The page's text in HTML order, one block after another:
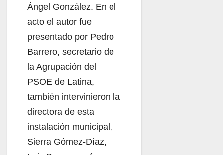
Ángel González. En el
acto el autor fue
presentado por Pedro
Barrero, secretario de
la Agrupación del
PSOE de Latina,
también intervinieron la
directora de esta
instalación municipal,
Sierra Gómez-Díaz,